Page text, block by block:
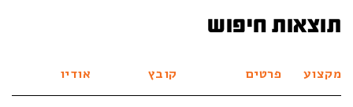
תוצאות חיפוש
מקצוע פרטים קובץ אודיו